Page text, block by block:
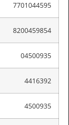
7701044595
8200459854
04500935
4416392
4500935